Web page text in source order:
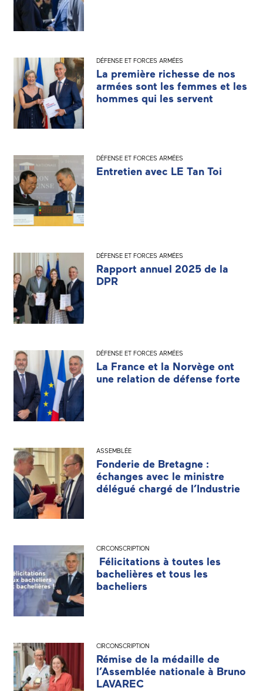
DÉFENSE ET FORCES ARMÉES
La première richesse de nos
armées sont les femmes et les
hommes qui les servent
DÉFENSE ET FORCES ARMÉES
Entretien avec LE Tan Toi
DÉFENSE ET FORCES ARMÉES
Rapport annuel 2025 de la
DPR
DÉFENSE ET FORCES ARMÉES
La France et la Norvège ont
une relation de défense forte
ASSEMBLÉE
Fonderie de Bretagne :
échanges avec le ministre
délégué chargé de l’Industrie
CIRCONSCRIPTION
Félicitations à toutes les
bachelières et tous les
bacheliers
CIRCONSCRIPTION
Rémise de la médaille de
l’Assemblée nationale à Bruno
LAVAREC